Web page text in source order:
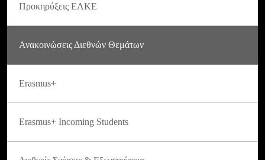
Προκηρύξεις ΕΛΚΕ
Ανακοινώσεις Διεθνών Θεμάτων
Erasmus+
Erasmus+ Incoming Students